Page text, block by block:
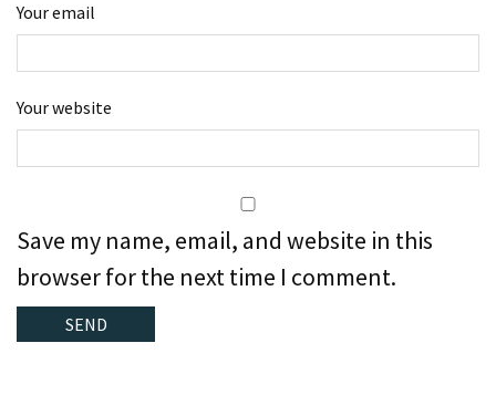
Your email
Your website
Save my name, email, and website in this
browser for the next time I comment.